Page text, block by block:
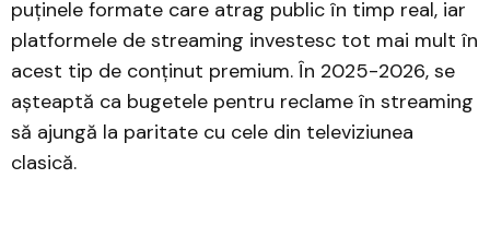
puținele formate care atrag public în timp real, iar
platformele de streaming investesc tot mai mult în
acest tip de conținut premium. În 2025-2026, se
așteaptă ca bugetele pentru reclame în streaming
să ajungă la paritate cu cele din televiziunea
clasică.